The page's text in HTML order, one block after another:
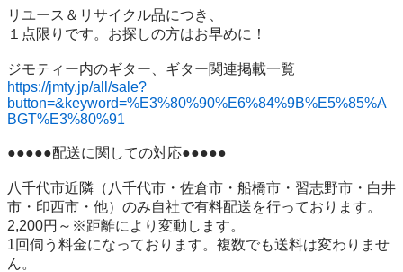
リユース＆リサイクル品につき、
１点限りです。お探しの方はお早めに！
https://jmty.jp/all/sale?
button=&keyword=%E3%80%90%E6%84%9B%E5%85%A
BGT%E3%80%91
●●●●●配送に関しての対応●●●●●
八千代市近隣（八千代市・佐倉市・船橋市・習志野市・白井
市・印西市・他）のみ自社で有料配送を行っております。
2,200円～※距離により変動します。
1回伺う料金になっております。複数でも送料は変わりませ
ん。